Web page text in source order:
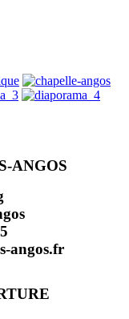
ANGOS
angos.fr